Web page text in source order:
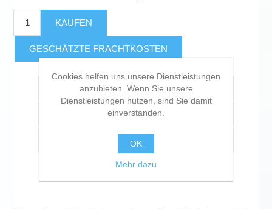
KAUFEN
GESCHÄTZTE FRACHTKOSTEN
Zur Wunschliste zugefügt
Cookies helfen uns unsere Dienstleistungen
anzubieten. Wenn Sie unsere
Dienstleistungen nutzen, sind Sie damit
einverstanden.
OK
Mehr dazu